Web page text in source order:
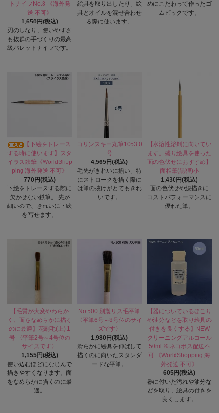
トナイフNo.8 《海外発
送 不可》
1,650円(税込)
刃のしなり、使いやすさ
も抜群の手づくりの最高
級パレットナイフです。
絵具を取り出したり、絵
具とオイルを混ぜ合わせ
る際に使います。
めにこだわって作ったゴ
ムピックです。
【下絵をトレース
する時に使います】スタ
イラス鉄筆《WorldShop
ping 海外発送 不可》
770円(税込)
下絵をトレースする際に
欠かせない鉄筆。 先が
細いので、きれいに下絵
を写せます。
コリンスキー丸筆1053 0
号
4,565円(税込)
毛先がきれいに揃い、特
にストロークを描く際に
は筆の抜けがとてもきれ
いです。
【水溶性溶剤に向いてい
ます。盛り絵具を使った
面の色伏せにおすすめ】
面相筆(黒狸)小
1,430円(税込)
面の色伏せや線描きに
コストパフォーマンスに
優れた筆。
【毛質が大変やわらか
く、面をなめらかに描く
のに最適】花刷毛(上) 1
号 〈平筆2号～4号位の
サイズです〉
1,155円(税込)
使い込むほどになじんで
描きやすくなります。面
をなめらかに描くのに最
適。
No.500 別製リス毛平筆
〈平筆6号～8号位のサイ
ズです〉
1,980円(税込)
滑らかに絵具を伸ばして
描くのに向いたスタンダ
ードな平筆。
【器についているほこり
や油分などを取り絵具の
付きを良くする】NEW
クリーニングアルコール
50ml ※ネコポス配送不
可 《WorldShopping 海
外発送 不可》
605円(税込)
器に付いた汚れや油分な
どを取り、絵具の付きを
良くします。